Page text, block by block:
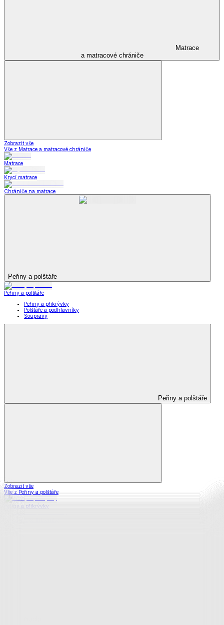
Matrace
a matracové chrániče
Zobrazit vše
Vše z Matrace a matracové chrániče
Matrace
Krycí matrace
Chrániče na matrace
Peřiny a polštáře
Peřiny a polštáře
Peřiny a přikrývky
Polštáře a podhlavníky
Soupravy
Peřiny a polštáře
Zobrazit vše
Vše z Peřiny a polštáře
Peřiny a přikrývky